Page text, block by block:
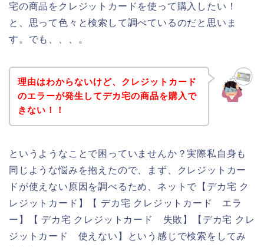
宅の商品をクレジットカードを使って購入したい！
と、思って色々と検索して調べているのだと思いま
す。でも、、、。
理由はわからないけど、クレジットカード
のエラーが発生してデカ宅の商品を購入で
きない！！
というようなことで困っていませんか？実際私自身も
同じような悩みを抱えたので、まず、クレジットカー
ドが使えない原因を調べるため、ネットで【デカ宅 ク
レジットカード】【 デカ宅 クレジットカード エラ
ー】【 デカ宅 クレジットカード 失敗】【デカ宅 クレ
ジットカード 使えない】という感じで検索をしてみ